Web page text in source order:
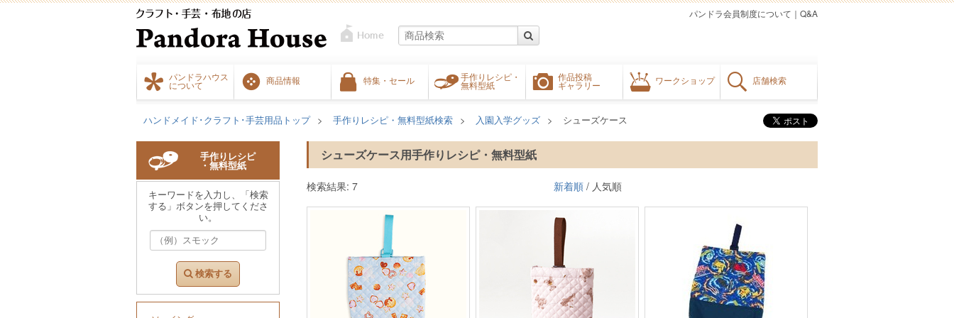
パンドラハウス
について
商品情報 特集・セール
手作りレシピ・
無料型紙
作品投稿
ギャラリー
ワークショップ 店舗検索
Q&A
｜
パンドラ会員制度について
ハンドメイド･クラフト･手芸用品トップ 手作りレシピ・無料型紙検索 入園入学グッズ シューズケース
シューズケース用手作りレシピ・無料型紙
検索結果: 7 新着順 / 人気順
手作りレシピ
・無料型紙
キーワードを入力し、「検索
する」ボタンを押してくださ
い。
検索する